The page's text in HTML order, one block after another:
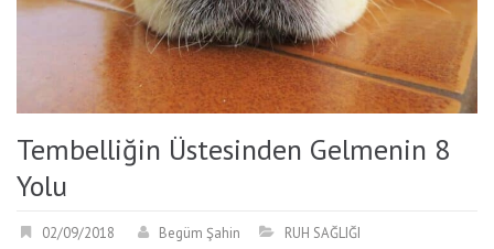
Tembelliğin Üstesinden Gelmenin 8
Yolu
02/09/2018 Begüm Şahin RUH SAĞLIĞI